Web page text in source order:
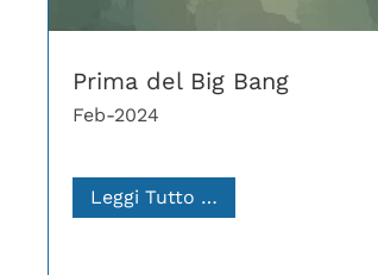
Prima del Big Bang
Feb-2024
Leggi Tutto …